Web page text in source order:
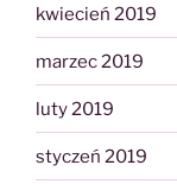
kwiecień 2019
marzec 2019
luty 2019
styczeń 2019